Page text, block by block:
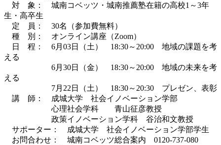
対 象： 城南コベッツ・城南推薦塾在籍の高校1～3年
生・高卒生
定 員： 30名（参加費無料）
種 別： オンライン講座（Zoom）
日 程： 6月03日（土） 18:30～20:00 地域の課題を考
える
6月30日（金） 18:30～20:00 地域の未来を考
える
7月22日（土） 18:30～20:30 プレゼン、表彰
講 師： 成城大学 社会イノベーション学部
心理社会学科 青山征彦教授
政策イノベーション学科 谷治和文教授
サポーター： 成城大学 社会イノベーション学部学生
お問合わせ： 城南コベッツ総合案内 0120-737-080